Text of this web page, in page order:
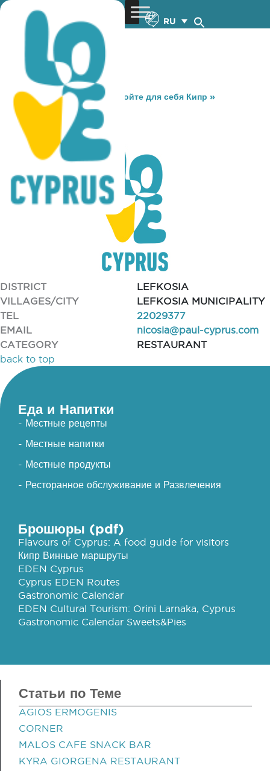
RU
You are here: Home »Откройте для себя Кипр »
Gastronomy
» PAUL
PAUL
DISTRICT
LEFKOSIA
VILLAGES/CITY
LEFKOSIA MUNICIPALITY
TEL
22029377
EMAIL
nicosia@paul-cyprus.com
CATEGORY
RESTAURANT
back to top
Еда и Напитки
- Местные рецепты
- Местные напитки
- Местные продукты
- Ресторанное обслуживание и Развлечения
Брошюры (pdf)
Flavours of Cyprus: A food guide for visitors
Кипр Винные маршруты
EDEN Cyprus
Cyprus EDEN Routes
Gastronomic Calendar
EDEN Cultural Tourism: Orini Larnaka, Cyprus
Gastronomic Calendar Sweets&Pies
Статьи по Теме
AGIOS ERMOGENIS
CORNER
MALOS CAFE SNACK BAR
KYRA GIORGENA RESTAURANT